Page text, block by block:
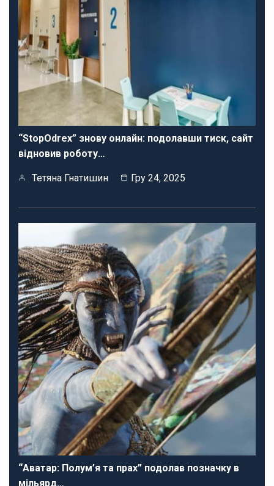
“StopOdrex” знову онлайн: подолавши тиск, сайт
відновив роботу…
Тетяна Гнатишин Гру 24, 2025
“Аватар: Полум’я та прах” подолав позначку в
мільярд…